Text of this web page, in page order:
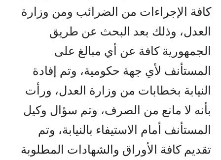
كافة الإجراءات من الضرائب ومن وزارة
العدل، وذلك بعد البحث عن طريق
الجمهورية كافة عن أي مبالغ على
المستأنف لأي جهة حكومية، وتم إفادة
النيابة بخطابات من وزارة العدل، ورأت
بأنه لا مانع من الصرف، وتم سؤال وكيل
المستأنف أمام الاستيفاء بالنيابة، وتم
تقديم كافة الأوراق والشهادات المطلوبة